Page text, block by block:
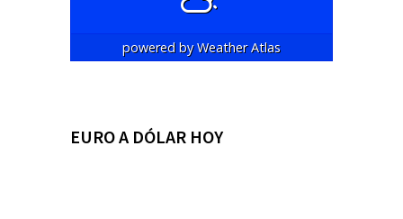
powered byWeather Atlas
EURO A DÓLAR HOY